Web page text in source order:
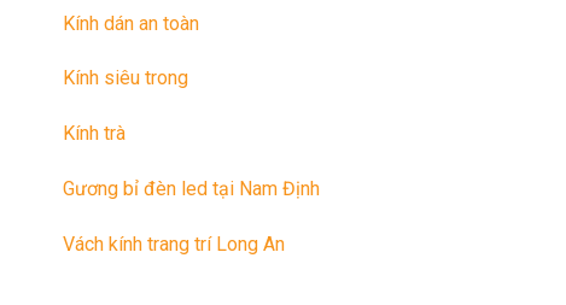
Kính dán an toàn
Kính siêu trong
Kính trà
Gương bỉ đèn led tại Nam Định
Vách kính trang trí Long An